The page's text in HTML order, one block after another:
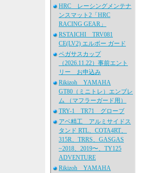
HRC レーシングメンテナ
ンスマット2「HRC
RACING GEAR」
RSTAICHI TRV081
CE(LV2) エルボー ガード
ペガサスカップ
（2026.11.22）事前エント
リー お申込み
Rikizoh YAMAHA
GT80（ミニトレ）エンブレ
ム （マフラーガード用）
TRY-1 TR71 グローブ
アベ精工 アルミサイドス
タンド RTL、COTA4RT、
315R、TRRS、GASGAS
~2018、2019〜、TY125
ADVENTURE
Rikizoh YAMAHA